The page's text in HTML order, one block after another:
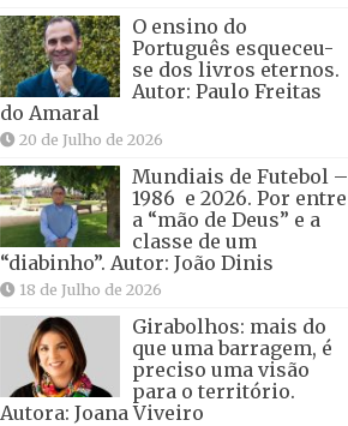
O ensino do
Português esqueceu-
se dos livros eternos.
Autor: Paulo Freitas
do Amaral
20 de Julho de 2026
Mundiais de Futebol –
1986 e 2026. Por entre
a “mão de Deus” e a
classe de um
“diabinho”. Autor: João Dinis
18 de Julho de 2026
Girabolhos: mais do
que uma barragem, é
preciso uma visão
para o território.
Autora: Joana Viveiro